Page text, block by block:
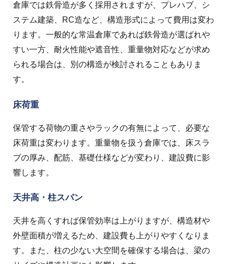
倉庫では鉄骨造が多く採用されますが、プレハブ、シ
ステム建築、RC造など、構造形式によって費用は変わ
ります。一般的な常温倉庫であれば鉄骨造が選ばれや
すい一方、耐火性能や遮音性、重量物対応などが求め
られる場合は、別の構造が検討されることもありま
す。
床荷重
保管する荷物の重さやラックの有無によって、必要な
床荷重は変わります。重量物を扱う倉庫では、床スラ
ブの厚み、配筋、基礎仕様などが変わり、建設費に影
響します。
天井高・柱スパン
天井を高くすれば保管効率は上がりますが、構造材や
外壁面積が増えるため、建設費も上がりやすくなりま
す。また、柱の少ない大空間を確保する場合は、梁の